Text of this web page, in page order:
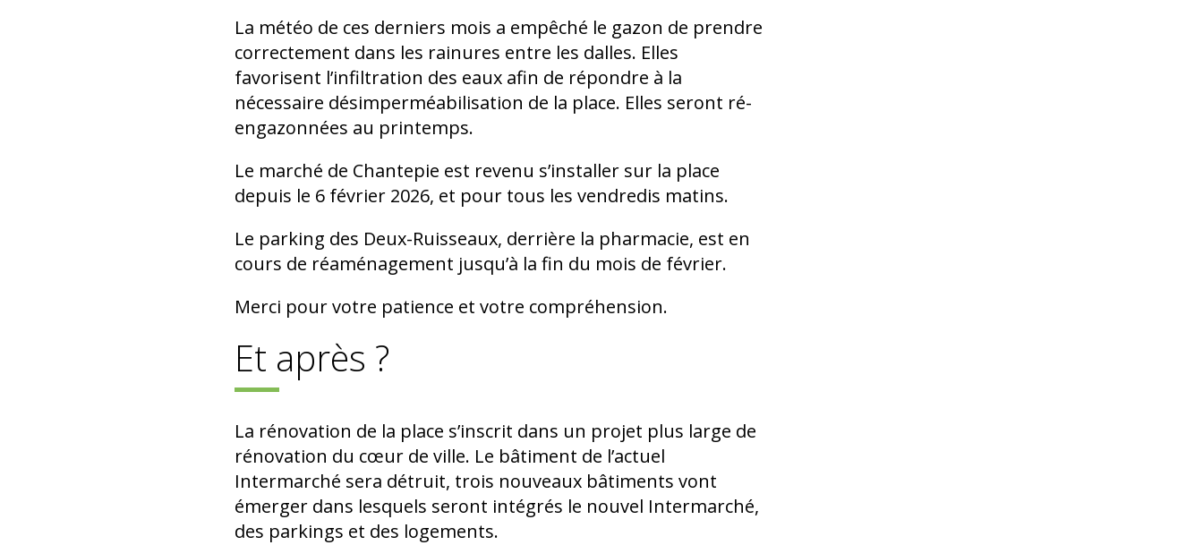
La météo de ces derniers mois a empêché le gazon de prendre
correctement dans les rainures entre les dalles. Elles
favorisent l’infiltration des eaux afin de répondre à la
nécessaire désimperméabilisation de la place. Elles seront ré-
engazonnées au printemps.
Le marché de Chantepie est revenu s’installer sur la place
depuis le 6 février 2026, et pour tous les vendredis matins.
Le parking des Deux-Ruisseaux, derrière la pharmacie, est en
cours de réaménagement jusqu’à la fin du mois de février.
Merci pour votre patience et votre compréhension.
Et après ?
La rénovation de la place s’inscrit dans un projet plus large de
rénovation du cœur de ville. Le bâtiment de l’actuel
Intermarché sera détruit, trois nouveaux bâtiments vont
émerger dans lesquels seront intégrés le nouvel Intermarché,
des parkings et des logements.